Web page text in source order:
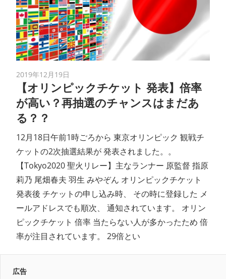
2019年12月19日
【オリンピックチケット 発表】倍率
が高い？再抽選のチャンスはまだあ
る？？
12月18日午前1時ごろから 東京オリンピック 観戦チ
ケットの2次抽選結果が 発表されました。。
【Tokyo2020 聖火リレー】主なランナー 原監督 指原
莉乃 尾畑春夫 羽生 みやぞん オリンピックチケット
発表後 チケットの申し込み時、 その時に登録した メ
ールアドレスでも順次、 通知されています。 オリン
ピックチケット 倍率 当たらない人が多かったため 倍
率が注目されています。 29倍とい
広告